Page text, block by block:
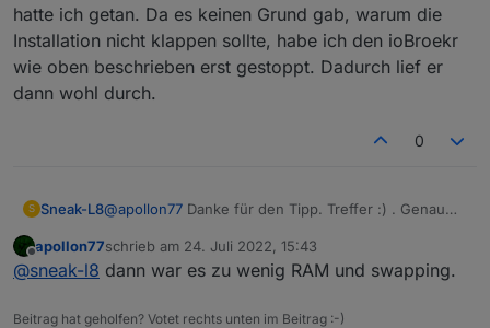
hatte ich getan. Da es keinen Grund gab, warum die
Installation nicht klappen sollte, habe ich den ioBroekr
wie oben beschrieben erst gestoppt. Dadurch lief er
dann wohl durch.
0
S Sneak-L8@apollon77 Danke für den Tipp. Treffer :) . Genau
die Installation nicht klappen sollte, habe ich den
ioBroekr wie oben beschrieben erst gestoppt.
Offline
apollon77schrieb am 24. Juli 2022, 15:43
zuletzt editiert von
@sneak-l8 dann war es zu wenig RAM und swapping.
Beitrag hat geholfen? Votet rechts unten im Beitrag :-)